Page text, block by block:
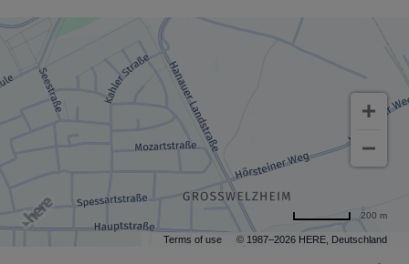
Terms of use © 1987–2026 HERE, Deutschland
200 m